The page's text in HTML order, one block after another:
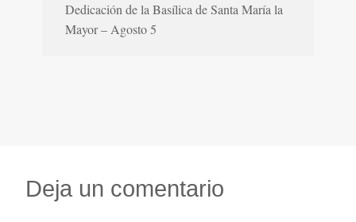
Dedicación de la Basílica de Santa María la
Mayor – Agosto 5
Deja un comentario